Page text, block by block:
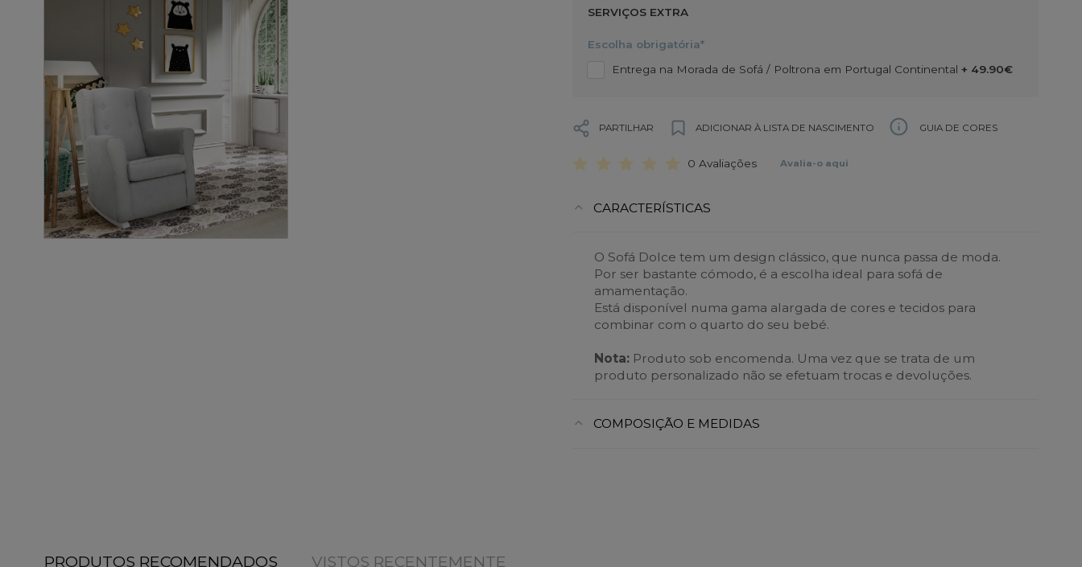
SERVIÇOS EXTRA
Escolha obrigatória*
Entrega na Morada de Sofá / Poltrona em Portugal Continental + 49.90€
PARTILHAR ADICIONAR À LISTA DE NASCIMENTO GUIA DE CORES
0 Avaliações Avalia-o aqui
CARACTERÍSTICAS
O Sofá Dolce tem um design clássico, que nunca passa de moda.
Por ser bastante cómodo, é a escolha ideal para sofá de
amamentação.
Está disponível numa gama alargada de cores e tecidos para
combinar com o quarto do seu bebé.
Nota: Produto sob encomenda. Uma vez que se trata de um
produto personalizado não se efetuam trocas e devoluções.
COMPOSIÇÃO E MEDIDAS
PRODUTOS RECOMENDADOS VISTOS RECENTEMENTE